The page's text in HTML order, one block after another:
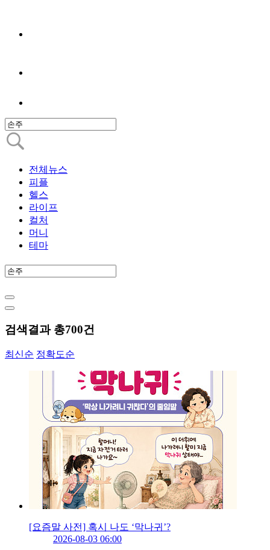
전체뉴스
피플
헬스
라이프
컬처
머니
테마
검색결과 총700건
최신순 정확도순
[요즘말 사전] 혹시 나도 ‘막나귀’?
2026-08-03 06:00